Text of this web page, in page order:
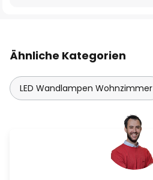
Ähnliche Kategorien
LED Wandlampen Wohnzimmer